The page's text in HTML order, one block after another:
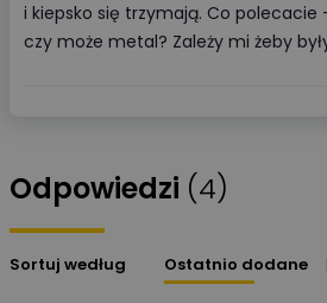
i kiepsko się trzymają. Co polecacie
czy może metal? Zależy mi żeby
Odpowiedzi (4)
Sortuj według Ostatnio dodane